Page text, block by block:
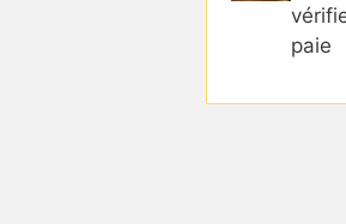
paie